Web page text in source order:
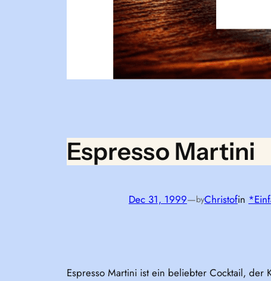
Espresso Martini
Dec 31, 1999—byChristofin
Espresso Martini ist ein beliebter Cocktail, der